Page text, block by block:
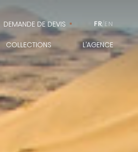
FR/EN
COLLECTIONS L’AGENCE
DEMANDE DE DEVIS